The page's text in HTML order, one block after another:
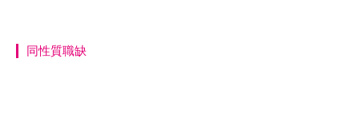
同性質職缺